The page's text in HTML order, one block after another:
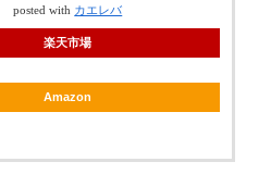
posted with カエレバ
楽天市場
Amazon